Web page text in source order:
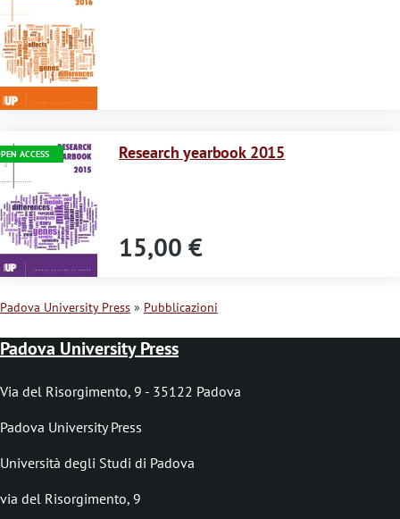
n
t
o
ACCESS
Immagine Research yearbook 2015
15,00 €
B
r
i
c
i
o
Padova University Press Pubblicazioni
Padova University Press
Via del Risorgimento, 9 - 35122 Padova
Padova University Press
Università degli Studi di Padova
via del Risorgimento, 9